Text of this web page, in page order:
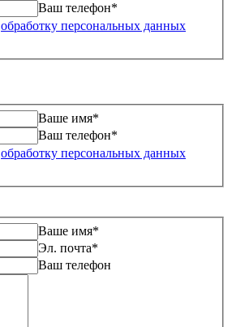
Ваш телефон*
обработку персональных данных
Ваше имя*
Ваш телефон*
обработку персональных данных
Ваше имя*
Эл. почта*
Ваш телефон